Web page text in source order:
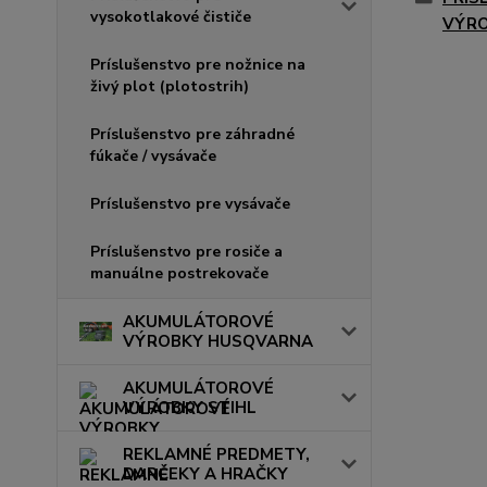
vysokotlakové čističe
Príslušenstvo pre nožnice na
živý plot (plotostrih)
Príslušenstvo pre záhradné
fúkače / vysávače
Príslušenstvo pre vysávače
Príslušenstvo pre rosiče a
manuálne postrekovače
AKUMULÁTOROVÉ
VÝROBKY HUSQVARNA
AKUMULÁTOROVÉ
VÝROBKY STIHL
REKLAMNÉ PREDMETY,
DARČEKY A HRAČKY